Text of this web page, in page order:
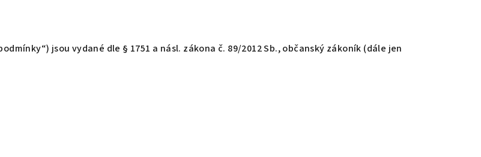
jsou vydané dle § 1751 a násl. zákona č. 89/2012 Sb., občanský zákoník (dále jen